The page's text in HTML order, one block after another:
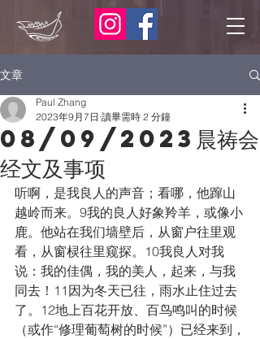
文章
08/09/2023晨祷会
经文及事项
Paul Zhang
2023年9月7日 讀畢需時 2 分鐘
听啊，是我良人的声音；看哪，他蹿山
越岭而来。 9我的良人好象羚羊，或像小
鹿。他站在我们墙壁后，从窗户往里观
看，从窗棂往里窥探。 10我良人对我
说：我的佳偶，我的美人，起来，与我
同去！ 11 因为冬天已往，雨水止住过去
了。 12地上百花开放、百鸟鸣叫的时候
（或作“修理葡萄树的时候”）已经来到，